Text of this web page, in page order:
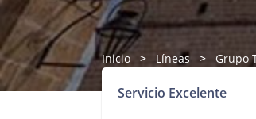
Inicio Líneas Grupo
Servicio Excelente